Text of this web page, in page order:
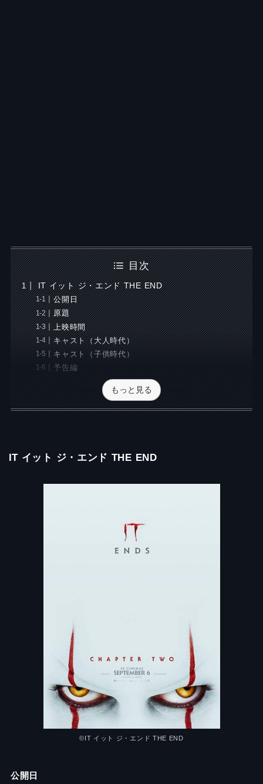
目次
IT イット ジ・エンド THE END
公開日
原題
上映時間
キャスト（大人時代）
キャスト（子供時代）
予告編
もっと見る
IT イット ジ・エンド THE END
©︎IT イット ジ・エンド THE END
公開日